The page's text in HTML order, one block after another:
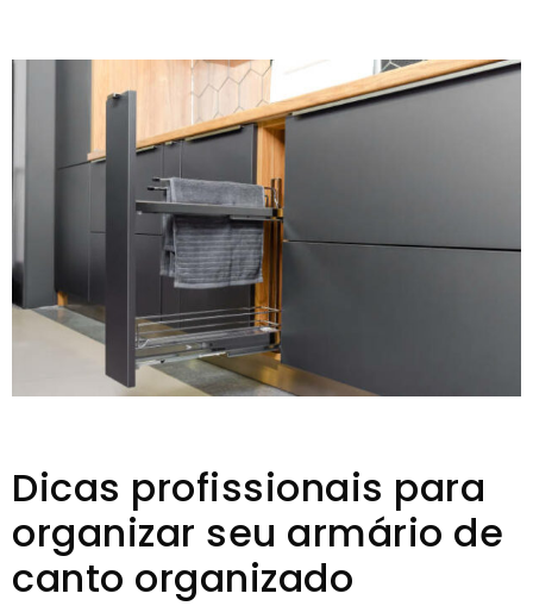
Dicas profissionais para
organizar seu armário de
canto organizado